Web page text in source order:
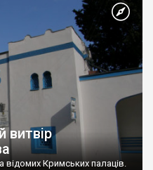
витвір
відомих Кримських палаців.